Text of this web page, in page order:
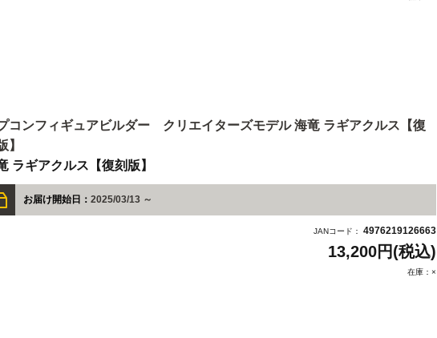
コンフィギュアビルダー クリエイターズモデル 海竜 ラギアクルス【復
】
ラギアクルス【復刻版】
お届け開始日： 2025/03/13 ～
JANコード： 4976219126663
13,200円(税込)
在庫：×